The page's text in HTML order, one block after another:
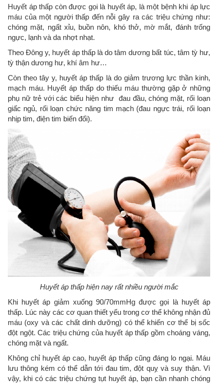
Huyết áp thấp còn được gọi là huyết áp, là một bệnh khi áp lực
máu của một người thấp đến nỗi gây ra các triệu chứng như:
chóng mặt, ngất xỉu, buồn nôn, khó thở, mờ mắt, đánh trống
ngực, lạnh và da nhợt nhạt.
Theo Đông y, huyết áp thấp là do tâm dương bất túc, tâm tỳ hư,
tỳ thận dương hư, khí âm hư…
Còn theo tây y, huyết áp thấp là do giảm trương lực thần kinh,
mạch máu. Huyết áp thấp do thiếu máu thường gặp ở những
phụ nữ trẻ với các biểu hiện như đau đầu, chóng mặt, rối loạn
giấc ngủ, rối loạn chức năng tim mạch (đau ngực trái, rối loạn
nhịp tim, điện tim biến đổi).
Huyết áp thấp hiện nay rất nhiều người mắc
Khi huyết áp giảm xuống 90/70mmHg được gọi là huyết áp
thấp. Lúc này các cơ quan thiết yếu trong cơ thể không nhận đủ
máu (oxy và các chất dinh dưỡng) có thể khiến cơ thể bị sốc
đột ngột. Các triệu chứng của huyết áp thấp gồm choáng váng,
chóng mặt và ngất.
Không chỉ huyết áp cao, huyết áp thấp cũng đáng lo ngại. Máu
lưu thông kém có thể dẫn tới đau tim, đột quỵ và suy thận. Vì
vậy, khi có các triệu chứng tụt huyết áp, bạn cần nhanh chóng